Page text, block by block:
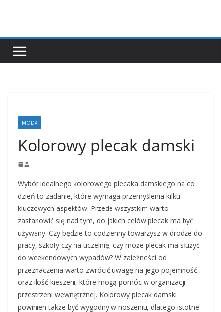
MODA
Kolorowy plecak damski
Wybór idealnego kolorowego plecaka damskiego na co
dzień to zadanie, które wymaga przemyślenia kilku
kluczowych aspektów. Przede wszystkim warto
zastanowić się nad tym, do jakich celów plecak ma być
używany. Czy będzie to codzienny towarzysz w drodze do
pracy, szkoły czy na uczelnię, czy może plecak ma służyć
do weekendowych wypadów? W zależności od
przeznaczenia warto zwrócić uwagę na jego pojemność
oraz ilość kieszeni, które mogą pomóc w organizacji
przestrzeni wewnętrznej. Kolorowy plecak damski
powinien także być wygodny w noszeniu, dlatego istotne